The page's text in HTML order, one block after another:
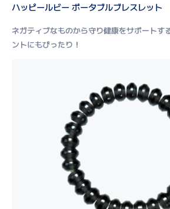
ハッピールビー ポータブルブレスレット
ネガティブなものから守り健康をサポートす
ントにもぴったり！